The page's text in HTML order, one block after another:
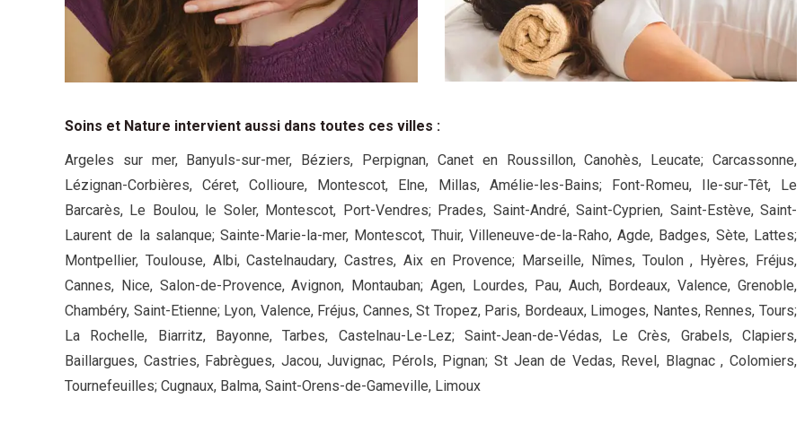
Soins et Nature intervient aussi dans toutes ces villes :
Argeles sur mer, Banyuls-sur-mer, Béziers, Perpignan, Canet en Roussillon, Canohès, Leucate; Carcassonne,
Lézignan-Corbières, Céret, Collioure, Montescot, Elne, Millas, Amélie-les-Bains; Font-Romeu, Ile-sur-Têt, Le
Barcarès, Le Boulou, le Soler, Montescot, Port-Vendres; Prades, Saint-André, Saint-Cyprien, Saint-Estève, Saint-
Laurent de la salanque; Sainte-Marie-la-mer, Montescot, Thuir, Villeneuve-de-la-Raho, Agde, Badges, Sète, Lattes;
Montpellier, Toulouse, Albi, Castelnaudary, Castres, Aix en Provence; Marseille, Nîmes, Toulon , Hyères, Fréjus,
Cannes, Nice, Salon-de-Provence, Avignon, Montauban; Agen, Lourdes, Pau, Auch, Bordeaux, Valence, Grenoble,
Chambéry, Saint-Etienne; Lyon, Valence, Fréjus, Cannes, St Tropez, Paris, Bordeaux, Limoges, Nantes, Rennes, Tours;
La Rochelle, Biarritz, Bayonne, Tarbes, Castelnau-Le-Lez; Saint-Jean-de-Védas, Le Crès, Grabels, Clapiers,
Baillargues, Castries, Fabrègues, Jacou, Juvignac, Pérols, Pignan; St Jean de Vedas, Revel, Blagnac , Colomiers,
Tournefeuilles; Cugnaux, Balma, Saint-Orens-de-Gameville, Limoux